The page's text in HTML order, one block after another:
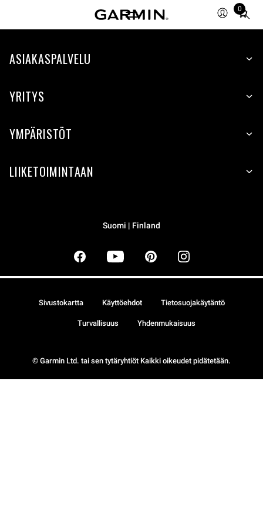
0
Total
items
cart:
ASIAKASPALVELU
YRITYS
YMPÄRISTÖT
LIIKETOIMINTAAN
Suomi | Finland
© Garmin Ltd. tai sen tytäryhtiöt Kaikki oikeudet pidätetään.
Sivustokartta Käyttöehdot Tietosuojakäytäntö
Turvallisuus Yhdenmukaisuus